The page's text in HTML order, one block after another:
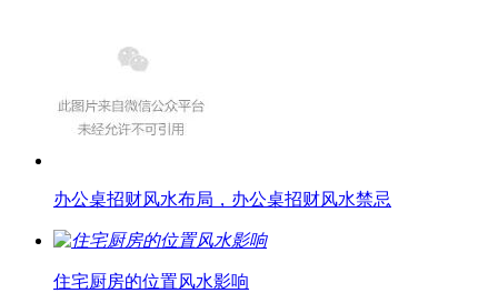
办公桌招财风水布局，办公桌招财风水禁忌
住宅厨房的位置风水影响